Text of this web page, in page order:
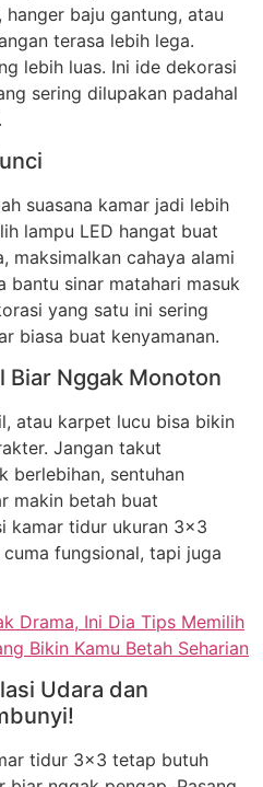
baju gantung, atau
terasa lebih lega.
lebih luas. Ini ide dekorasi
sering dilupakan padahal
suasana kamar jadi lebih
lampu LED hangat buat
maksimalkan cahaya alami
bantu sinar matahari masuk
yang satu ini sering
biasa buat kenyamanan.
Biar Nggak Monoton
atau karpet lucu bisa bikin
Jangan takut
berlebihan, sentuhan
makin betah buat
kamar tidur ukuran 3×3
fungsional, tapi juga
Drama, Ini Dia Tips Memilih
Bikin Kamu Betah Seharian
Udara dan
tidur 3×3 tetap butuh